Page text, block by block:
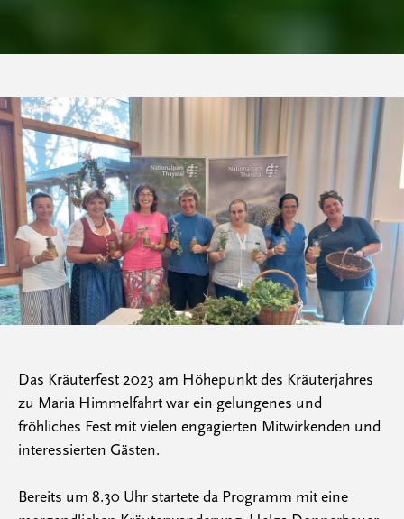
Das Kräuterfest 2023 am Höhepunkt des Kräuterjahres
zu Maria Himmelfahrt war ein gelungenes und
fröhliches Fest mit vielen engagierten Mitwirkenden und
interessierten Gästen.
Bereits um 8.30 Uhr startete da Programm mit eine